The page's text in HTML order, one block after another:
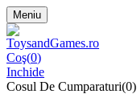
Meniu
Coş(0)
Inchide
Cosul De Cumparaturi(0)